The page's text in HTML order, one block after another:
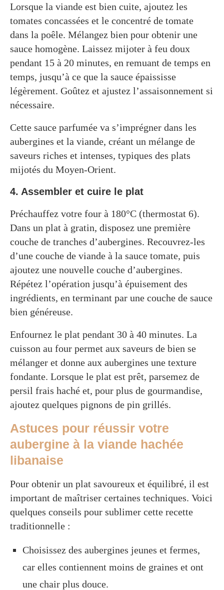
Lorsque la viande est bien cuite, ajoutez les
tomates concassées et le concentré de tomate
dans la poêle. Mélangez bien pour obtenir une
sauce homogène. Laissez mijoter à feu doux
pendant 15 à 20 minutes, en remuant de temps en
temps, jusqu’à ce que la sauce épaississe
légèrement. Goûtez et ajustez l’assaisonnement si
nécessaire.
Cette sauce parfumée va s’imprégner dans les
aubergines et la viande, créant un mélange de
saveurs riches et intenses, typiques des plats
mijotés du Moyen-Orient.
4. Assembler et cuire le plat
Préchauffez votre four à 180°C (thermostat 6).
Dans un plat à gratin, disposez une première
couche de tranches d’aubergines. Recouvrez-les
d’une couche de viande à la sauce tomate, puis
ajoutez une nouvelle couche d’aubergines.
Répétez l’opération jusqu’à épuisement des
ingrédients, en terminant par une couche de sauce
bien généreuse.
Enfournez le plat pendant 30 à 40 minutes. La
cuisson au four permet aux saveurs de bien se
mélanger et donne aux aubergines une texture
fondante. Lorsque le plat est prêt, parsemez de
persil frais haché et, pour plus de gourmandise,
ajoutez quelques pignons de pin grillés.
Astuces pour réussir votre
aubergine à la viande hachée
libanaise
Pour obtenir un plat savoureux et équilibré, il est
important de maîtriser certaines techniques. Voici
quelques conseils pour sublimer cette recette
traditionnelle :
Choisissez des aubergines jeunes et fermes,
car elles contiennent moins de graines et ont
une chair plus douce.